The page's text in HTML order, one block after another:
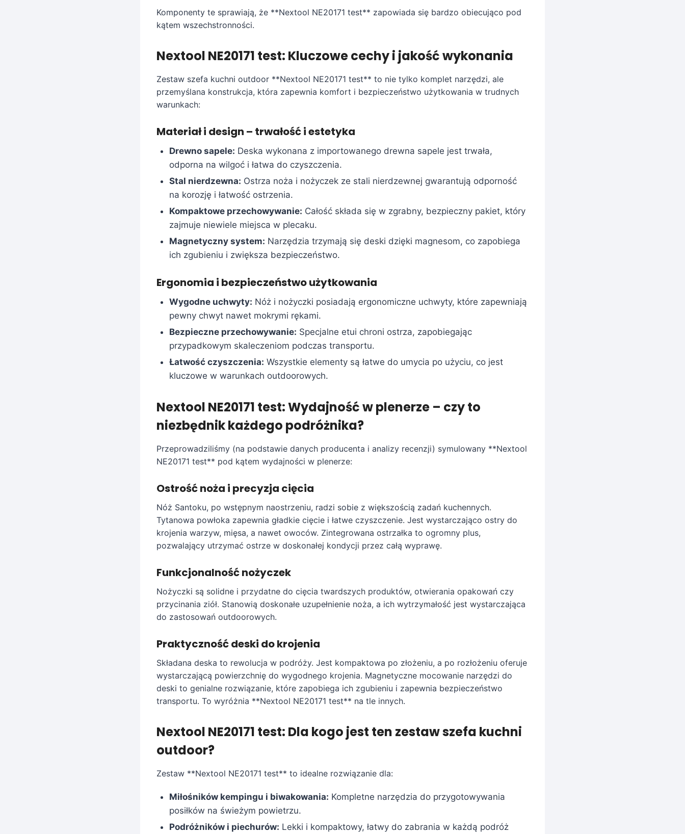
Komponenty te sprawiają, że **Nextool NE20171 test** zapowiada się bardzo obiecująco pod
kątem wszechstronności.
Nextool NE20171 test: Kluczowe cechy i jakość wykonania
Zestaw szefa kuchni outdoor **Nextool NE20171 test** to nie tylko komplet narzędzi, ale
przemyślana konstrukcja, która zapewnia komfort i bezpieczeństwo użytkowania w trudnych
warunkach:
Materiał i design – trwałość i estetyka
Drewno sapele: Deska wykonana z importowanego drewna sapele jest trwała,
odporna na wilgoć i łatwa do czyszczenia.
Stal nierdzewna: Ostrza noża i nożyczek ze stali nierdzewnej gwarantują odporność
na korozję i łatwość ostrzenia.
Kompaktowe przechowywanie: Całość składa się w zgrabny, bezpieczny pakiet, który
zajmuje niewiele miejsca w plecaku.
Magnetyczny system: Narzędzia trzymają się deski dzięki magnesom, co zapobiega
ich zgubieniu i zwiększa bezpieczeństwo.
Ergonomia i bezpieczeństwo użytkowania
Wygodne uchwyty: Nóż i nożyczki posiadają ergonomiczne uchwyty, które zapewniają
pewny chwyt nawet mokrymi rękami.
Bezpieczne przechowywanie: Specjalne etui chroni ostrza, zapobiegając
przypadkowym skaleczeniom podczas transportu.
Łatwość czyszczenia: Wszystkie elementy są łatwe do umycia po użyciu, co jest
kluczowe w warunkach outdoorowych.
Nextool NE20171 test: Wydajność w plenerze – czy to
niezbędnik każdego podróżnika?
Przeprowadziliśmy (na podstawie danych producenta i analizy recenzji) symulowany **Nextool
NE20171 test** pod kątem wydajności w plenerze:
Ostrość noża i precyzja cięcia
Nóż Santoku, po wstępnym naostrzeniu, radzi sobie z większością zadań kuchennych.
Tytanowa powłoka zapewnia gładkie cięcie i łatwe czyszczenie. Jest wystarczająco ostry do
krojenia warzyw, mięsa, a nawet owoców. Zintegrowana ostrzałka to ogromny plus,
pozwalający utrzymać ostrze w doskonałej kondycji przez całą wyprawę.
Funkcjonalność nożyczek
Nożyczki są solidne i przydatne do cięcia twardszych produktów, otwierania opakowań czy
przycinania ziół. Stanowią doskonałe uzupełnienie noża, a ich wytrzymałość jest wystarczająca
do zastosowań outdoorowych.
Praktyczność deski do krojenia
Składana deska to rewolucja w podróży. Jest kompaktowa po złożeniu, a po rozłożeniu oferuje
wystarczającą powierzchnię do wygodnego krojenia. Magnetyczne mocowanie narzędzi do
deski to genialne rozwiązanie, które zapobiega ich zgubieniu i zapewnia bezpieczeństwo
transportu. To wyróżnia **Nextool NE20171 test** na tle innych.
Nextool NE20171 test: Dla kogo jest ten zestaw szefa kuchni
outdoor?
Zestaw **Nextool NE20171 test** to idealne rozwiązanie dla:
Miłośników kempingu i biwakowania: Kompletne narzędzia do przygotowywania
posiłków na świeżym powietrzu.
Podróżników i piechurów: Lekki i kompaktowy, łatwy do zabrania w każdą podróż